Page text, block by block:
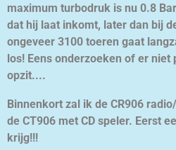
maximum turbodruk is nu 0.8
dat hij laat inkomt, later dan bij
ongeveer 3100 toeren gaat
los! Eens onderzoeken of er
opzit....
Binnenkort zal ik de CR906
de CT906 met CD speler. Eerst
krijg!!!